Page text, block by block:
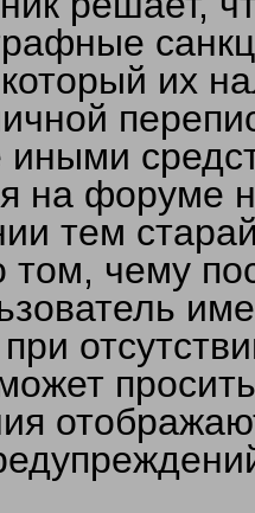
их
на форуме
тем
чему